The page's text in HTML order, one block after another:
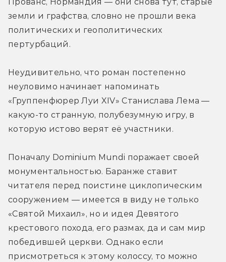
Прованс, Нормандия — они снова тут, старые
земли и графства, словно не прошли века
политических и геополитических
пертурбаций.
Неудивительно, что роман постепенно
неуловимо начинает напоминать
«Группенфюрер Луи XIV» Станислава Лема —
какую-то странную, полубезумную игру, в
которую истово верят её участники.
Поначалу Dominium Mundi поражает своей
монументальностью. Баранже ставит
читателя перед поистине циклопическим
сооружением — имеется в виду не только
«Святой Михаил», но и идея Девятого
крестового похода, его размах, да и сам мир
победившей церкви. Однако если
присмотреться к этому колоссу, то можно